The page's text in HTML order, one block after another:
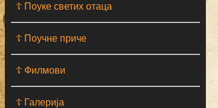
☦ Поуке светих отаца
☦ Поучне приче
☦ Филмови
☦ Галерија